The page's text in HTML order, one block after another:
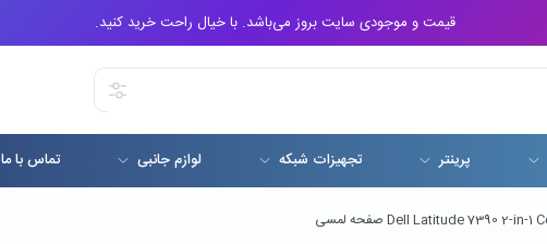
قیمت و موجودی سایت بروز می‌باشد. با خیال راحت خرید کنید.
پرینتر تجهیزات شبکه لوازم جانبی تماس با ما